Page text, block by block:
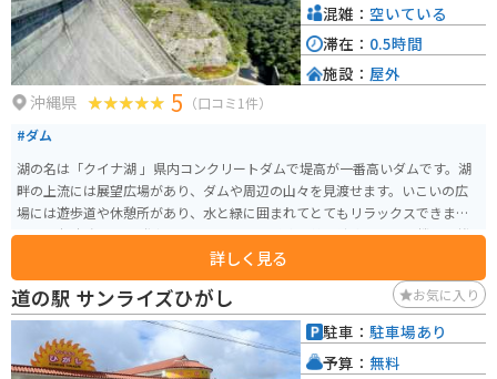
そばなどの郷土料理が味わえる * シークヮーサーを使ったお土産が豊富 * や
んばるの自然を感じられる 【周辺情報】 * やんばる学びの森（博物館） * 大
宜味村塩屋富士展望台 * ター滝 道の駅 おおぎみは、沖縄の自然や文化を満喫
できるスポットです。沖縄観光の際は、ぜひ訪れてみてください。
沖縄県 5 （口コミ1件）
#ダム
湖の名は「クイナ湖 」県内コンクリートダムで堤高が一番高いダムです。湖
畔の上流には展望広場があり、ダムや周辺の山々を見渡せます。いこいの広
場には遊歩道や休憩所があり、水と緑に囲まれてとてもリラックスできま
す。 沖縄本島北部開発事業の一環として、洪水調節、流水の正常な機能の維
持、水道用水及び工業用水の供給を目的に、安波川の河口から約3.5km上流地
点に建設した高さ86ｍ、沖縄最大の重力式コンクリートダムです。
詳しく見る
混雑： 空いている
滞在： 0.5時間
施設： 屋外
道の駅 サンライズひがし お気に入り
駐車： 駐車場あり
予算： 無料